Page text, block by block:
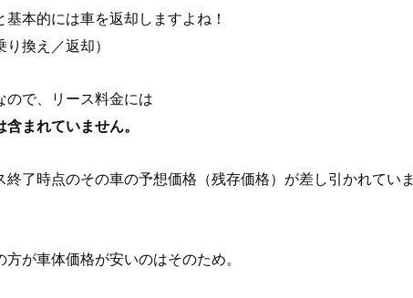
基本的には車を返却しますよね！
り換え／返却）
ので、リース料金には
まれていません。
終了時点のその車の予想価格（残存価格）が差し引かれていま
が車体価格が安いのはそのため。